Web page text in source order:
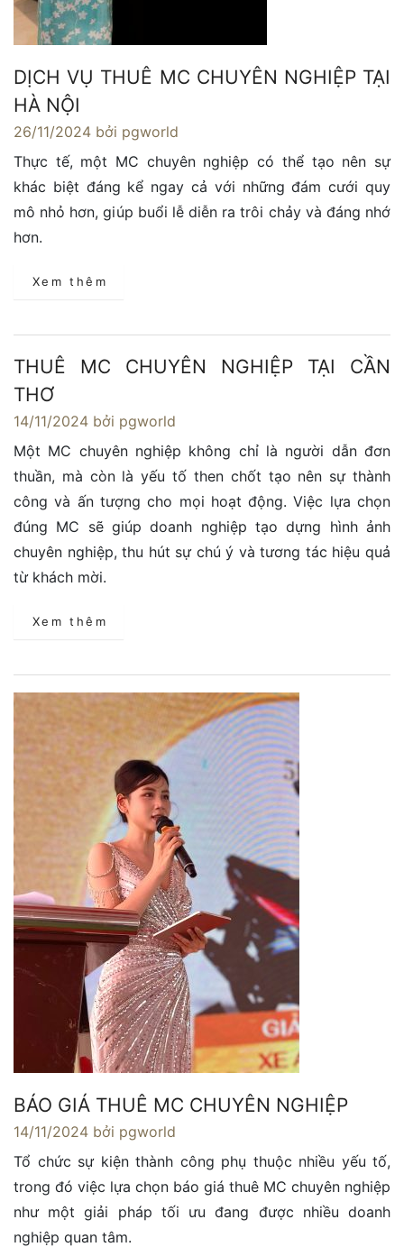
DỊCH VỤ THUÊ MC CHUYÊN NGHIỆP TẠI
HÀ NỘI
26/11/2024 bởi pgworld
Thực tế, một MC chuyên nghiệp có thể tạo nên sự
khác biệt đáng kể ngay cả với những đám cưới quy
mô nhỏ hơn, giúp buổi lễ diễn ra trôi chảy và đáng nhớ
hơn.
Xem thêm
THUÊ MC CHUYÊN NGHIỆP TẠI CẦN
THƠ
14/11/2024 bởi pgworld
Một MC chuyên nghiệp không chỉ là người dẫn đơn
thuần, mà còn là yếu tố then chốt tạo nên sự thành
công và ấn tượng cho mọi hoạt động. Việc lựa chọn
đúng MC sẽ giúp doanh nghiệp tạo dựng hình ảnh
chuyên nghiệp, thu hút sự chú ý và tương tác hiệu quả
từ khách mời.
Xem thêm
BÁO GIÁ THUÊ MC CHUYÊN NGHIỆP
14/11/2024 bởi pgworld
Tổ chức sự kiện thành công phụ thuộc nhiều yếu tố,
trong đó việc lựa chọn báo giá thuê MC chuyên nghiệp
như một giải pháp tối ưu đang được nhiều doanh
nghiệp quan tâm.